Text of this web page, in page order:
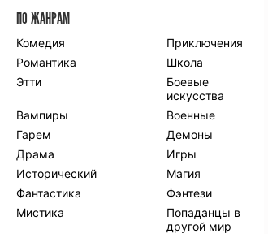
ПО ЖАНРАМ
Комедия
Приключения
Романтика
Школа
Этти
Боевые
искусства
Вампиры
Военные
Гарем
Демоны
Драма
Игры
Исторический
Магия
Фантастика
Фэнтези
Мистика
Попаданцы в
другой мир